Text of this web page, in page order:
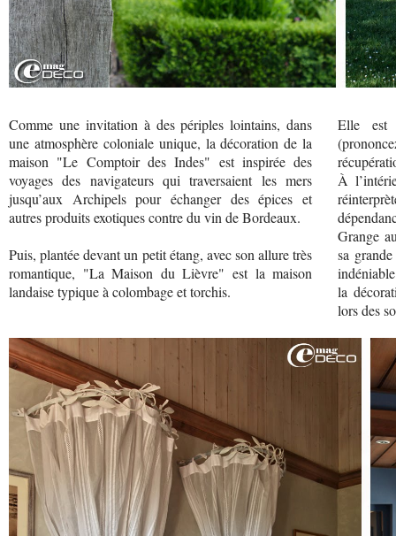
Comme une invitation à des périples lointains, dans
une atmosphère coloniale unique, la décoration de la
maison "Le Comptoir des Indes" est inspirée des
voyages des navigateurs qui traversaient les mers
jusqu’aux Archipels pour échanger des épices et
autres produits exotiques contre du vin de Bordeaux.
Puis, plantée devant un petit étang, avec son allure très
romantique, "La Maison du Lièvre" est la maison
landaise typique à colombage et torchis.
Elle est
À
Grange
sa
la
lors des